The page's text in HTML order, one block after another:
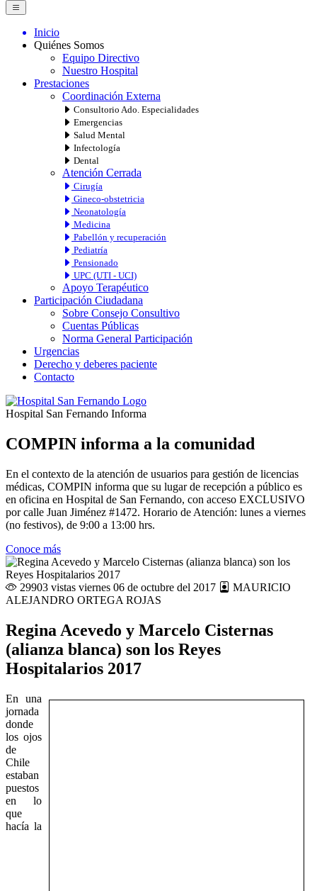
Inicio
Quiénes Somos
Equipo Directivo
Nuestro Hospital
Prestaciones
Coordinación Externa
Consultorio Ado. Especialidades
Emergencias
Salud Mental
Infectología
Dental
Atención Cerrada
Cirugía
Gineco-obstetricia
Neonatología
Medicina
Pabellón y recuperación
Pediatría
Pensionado
UPC (UTI - UCI)
Apoyo Terapéutico
Participación Ciudadana
Sobre Consejo Consultivo
Cuentas Públicas
Norma General Participación
Urgencias
Derecho y deberes paciente
Contacto
Hospital San Fernando Informa
COMPIN informa a la comunidad
En el contexto de la atención de usuarios para gestión de licencias
médicas, COMPIN informa que su lugar de recepción a público es
en oficina en Hospital de San Fernando, con acceso EXCLUSIVO
por calle Juan Jiménez #1472. Horario de Atención: lunes a viernes
(no festivos), de 9:00 a 13:00 hrs.
Conoce más
29903 vistas viernes 06 de octubre del 2017
MAURICIO
ALEJANDRO ORTEGA ROJAS
Regina Acevedo y Marcelo Cisternas
(alianza blanca) son los Reyes
Hospitalarios 2017
En una
jornada
donde
los ojos
de
Chile
estaban
puestos
en lo
que
hacía la